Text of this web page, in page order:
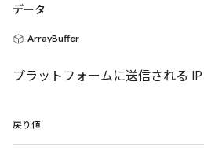
データ
ArrayBuffer
プラットフォームに送信される IP
戻り値